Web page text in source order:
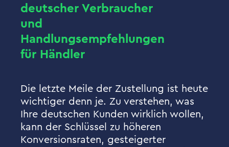
deutscher Verbraucher
und
Handlungsempfehlungen
für Händler
Die letzte Meile der Zustellung ist heute
wichtiger denn je. Zu verstehen, was
Ihre deutschen Kunden wirklich wollen,
kann der Schlüssel zu höheren
Konversionsraten, gesteigerter